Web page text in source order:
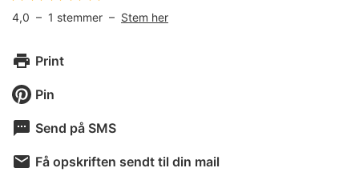
4,0 – 1 stemmer – Stem her
Print
Pin
Send på SMS
Få opskriften sendt til din mail